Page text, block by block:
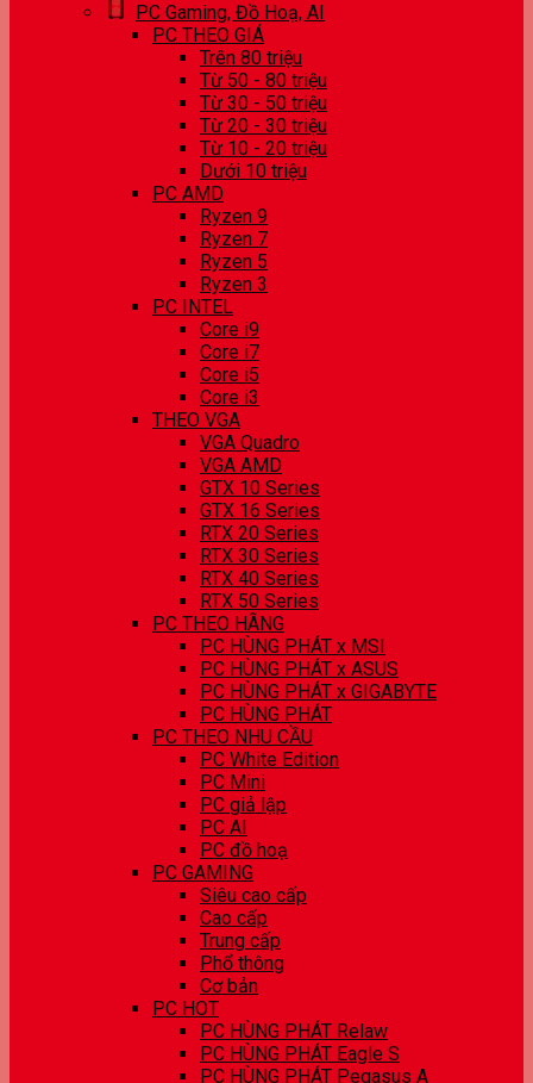
PC Gaming, Đồ Hoạ, AI
PC THEO GIÁ
Trên 80 triệu
Từ 50 - 80 triệu
Từ 30 - 50 triệu
Từ 20 - 30 triệu
Từ 10 - 20 triệu
Dưới 10 triệu
PC AMD
Ryzen 9
Ryzen 7
Ryzen 5
Ryzen 3
PC INTEL
Core i9
Core i7
Core i5
Core i3
THEO VGA
VGA Quadro
VGA AMD
GTX 10 Series
GTX 16 Series
RTX 20 Series
RTX 30 Series
RTX 40 Series
RTX 50 Series
PC THEO HÃNG
PC HÙNG PHÁT x MSI
PC HÙNG PHÁT x ASUS
PC HÙNG PHÁT x GIGABYTE
PC HÙNG PHÁT
PC THEO NHU CẦU
PC White Edition
PC Mini
PC giả lập
PC AI
PC đồ hoạ
PC GAMING
Siêu cao cấp
Cao cấp
Trung cấp
Phổ thông
Cơ bản
PC HOT
PC HÙNG PHÁT Relaw
PC HÙNG PHÁT Eagle S
PC HÙNG PHÁT Pegasus A